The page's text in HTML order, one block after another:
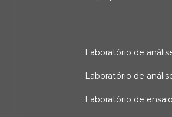
laboratório de
laboratório de
laboratório de